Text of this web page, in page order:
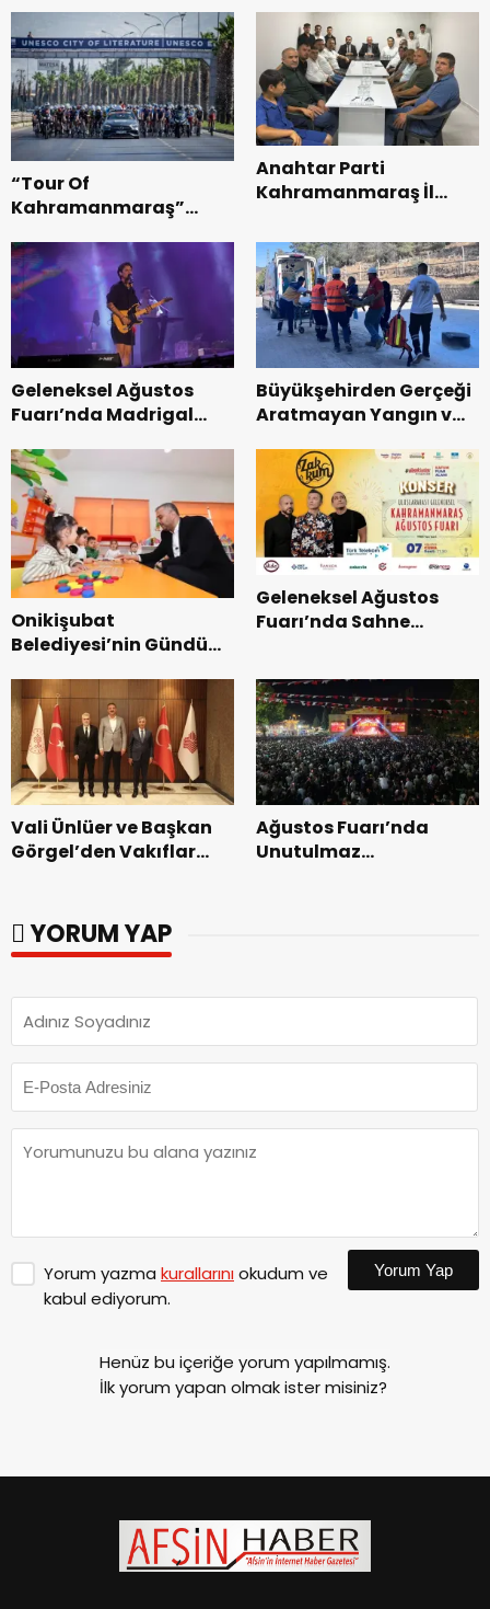
“Tour Of
Kahramanmaraş”
Bisikleti Turnuvası
Tamamlandı.
Anahtar Parti
Kahramanmaraş İl
Teşkilatı ile buluştu.
Geleneksel Ağustos
Fuarı’nda Madrigal
Büyükşehirden Gerçeği
Aratmayan Yangın ve
Onikişubat
Belediyesi’nin Gündüz
dönemin ön kayıtları
başladı.
Geleneksel Ağustos
Fuarı’nda Sahne
Vali Ünlüer ve Başkan
Görgel’den Vakıflar
Ağustos Fuarı’nda
Unutulmaz
YORUM YAP
Yorum yazma kurallarınıokudum ve
kabul ediyorum.
Yorum Yap
Henüz bu içeriğe yorum yapılmamış.
İlk yorum yapan olmak ister misiniz?